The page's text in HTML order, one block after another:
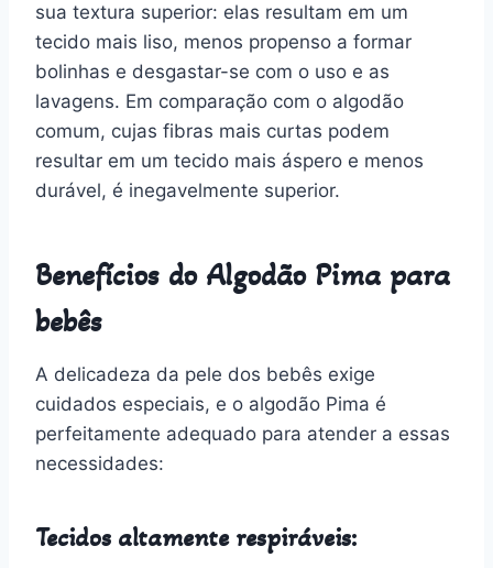
sua textura superior: elas resultam em um
tecido mais liso, menos propenso a formar
bolinhas e desgastar-se com o uso e as
lavagens. Em comparação com o algodão
comum, cujas fibras mais curtas podem
resultar em um tecido mais áspero e menos
durável, é inegavelmente superior.
Benefícios do Algodão Pima para
bebês
A delicadeza da pele dos bebês exige
cuidados especiais, e o algodão Pima é
perfeitamente adequado para atender a essas
necessidades:
Tecidos altamente respiráveis: